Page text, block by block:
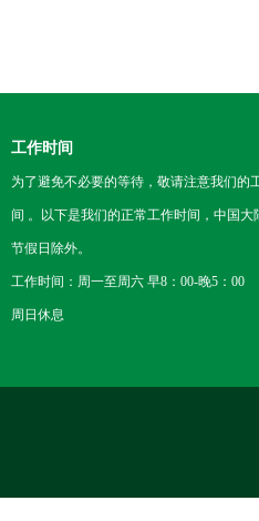
工作时间
为了避免不必要的等待，敬请注意我们的
间 。以下是我们的正常工作时间，中国大
节假日除外。
工作时间：周一至周六 早8：00-晚5：00
周日休息